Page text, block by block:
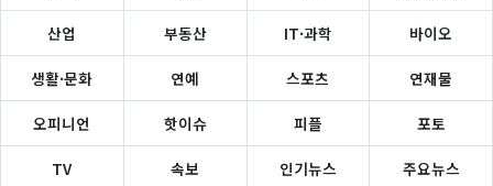
산업 부동산 IT·과학 바이오
생활·문화 연예 스포츠 연재물
오피니언 핫이슈 피플 포토
TV 속보 인기뉴스 주요뉴스